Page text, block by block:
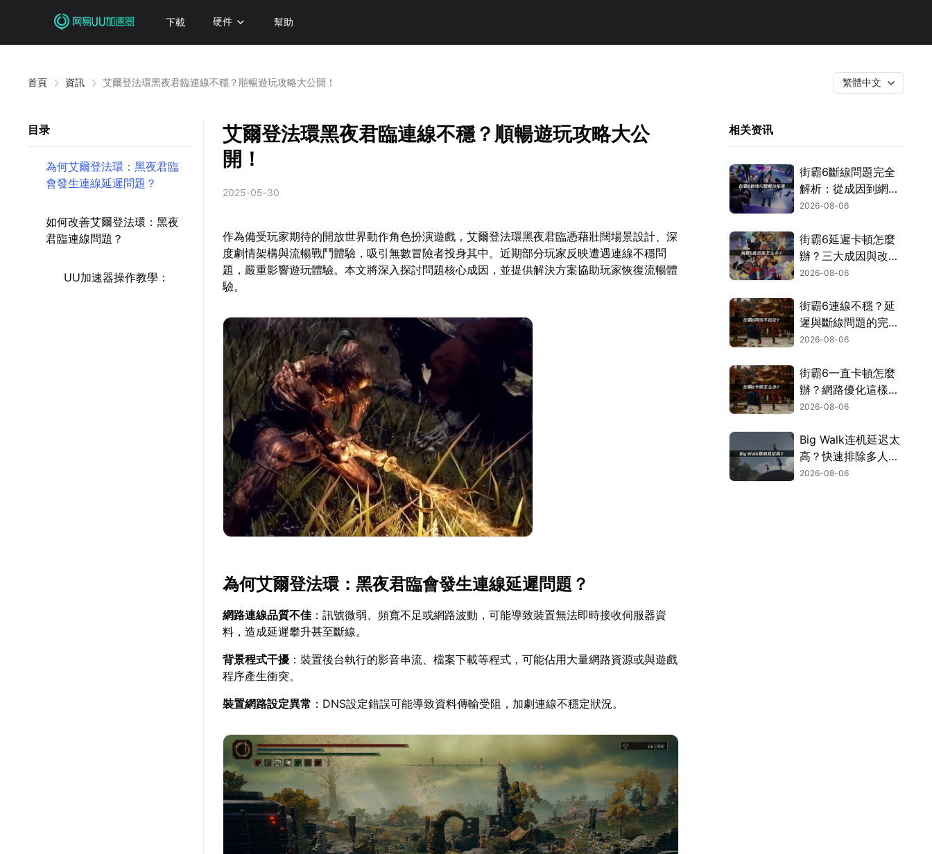
下載 硬件 幫助
首頁 資訊 艾爾登法環黑夜君臨連線不穩？順暢遊玩攻略大公開！ 繁體中文
目录
為何艾爾登法環：黑夜君臨
會發生連線延遲問題？
如何改善艾爾登法環：黑夜
君臨連線問題？
UU加速器操作教學：
艾爾登法環黑夜君臨連線不穩？順暢遊玩攻略大公
開！
2025-05-30
作為備受玩家期待的開放世界動作角色扮演遊戲，艾爾登法環黑夜君臨憑藉壯闊場景設計、深
度劇情架構與流暢戰鬥體驗，吸引無數冒險者投身其中。近期部分玩家反映遭遇連線不穩問
題，嚴重影響遊玩體驗。本文將深入探討問題核心成因，並提供解決方案協助玩家恢復流暢體
驗。
為何艾爾登法環：黑夜君臨會發生連線延遲問題？
網路連線品質不佳 ：訊號微弱、頻寬不足或網路波動，可能導致裝置無法即時接收伺服器資
料，造成延遲攀升甚至斷線。
背景程式干擾 ：裝置後台執行的影音串流、檔案下載等程式，可能佔用大量網路資源或與遊戲
程序產生衝突。
裝置網路設定異常 ：DNS設定錯誤可能導致資料傳輸受阻，加劇連線不穩定狀況。
相关资讯
街霸6斷線問題完全
解析：從成因到網路
優化的實用攻略！
2026-08-06
街霸6延遲卡頓怎麼
辦？三大成因與改善
對策！
2026-08-06
街霸6連線不穩？延
遲與斷線問題的完整
解決指南！
2026-08-06
街霸6一直卡頓怎麼
辦？網路優化這樣解
決！
2026-08-06
Big Walk连机延迟太
高？快速排除多人游
玩卡顿困扰！
2026-08-06